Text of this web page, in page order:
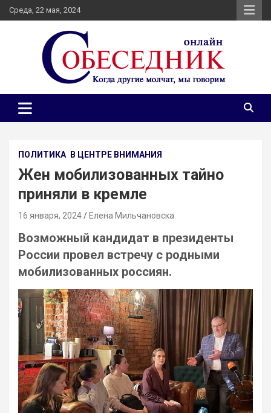
Skip
to
Среда, 22 мая, 2024
Собеседник онлайн
Собеседник. Журналистские расследования, специальные
репортажи и эксклюзивные интервью.
ПОЛИТИКА В ЦЕНТРЕ ВНИМАНИЯ
Жен мобилизованных тайно
приняли в кремле
16 января, 2024 Елена Мильчановска
Возможный кандидат в президенты
России провел встречу с родными
мобилизованных россиян.